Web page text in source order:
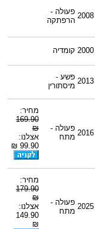
2008 פעולה -
הרפתקה
2000 קומדיה
2013 פשע -
מיסתורין
2016
פעולה -
מתח
מחיר:
169.90
₪
אצלנו:
99.90 ₪
2025 פעולה -
מתח
מחיר:
179.90
₪
אצלנו:
149.90
₪